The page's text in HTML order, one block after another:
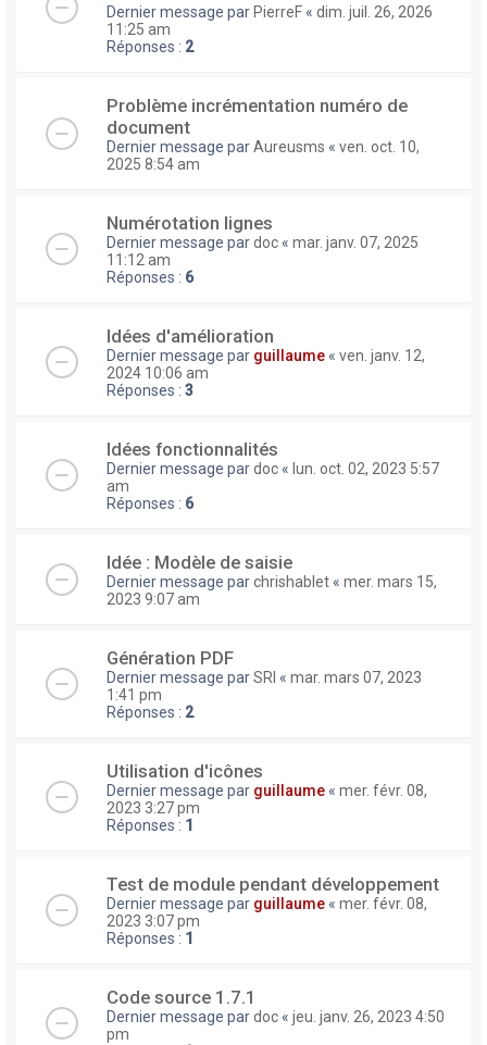
Dernier message parPierreF « dim. juil. 26, 2026
11:25 am
Réponses : 2
Problème incrémentation numéro de
document
Dernier message parAureusms « ven. oct. 10,
2025 8:54 am
Numérotation lignes
Dernier message pardoc « mar. janv. 07, 2025
11:12 am
Réponses : 6
Idées d'amélioration
Dernier message par guillaume « ven. janv. 12,
2024 10:06 am
Réponses : 3
Idées fonctionnalités
Dernier message pardoc « lun. oct. 02, 2023 5:57
am
Réponses : 6
Idée : Modèle de saisie
Dernier message parchrishablet « mer. mars 15,
2023 9:07 am
Génération PDF
Dernier message parSRI « mar. mars 07, 2023
1:41 pm
Réponses : 2
Utilisation d'icônes
Dernier message par guillaume « mer. févr. 08,
2023 3:27 pm
Réponses : 1
Test de module pendant développement
Dernier message par guillaume « mer. févr. 08,
2023 3:07 pm
Réponses : 1
Code source 1.7.1
Dernier message pardoc « jeu. janv. 26, 2023 4:50
pm